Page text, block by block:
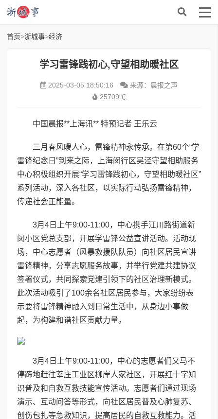
首页>浙城事>经济
学习雷锋践初心,守望相助暖社区
2025-03-05 18:50:16
来源：晨报之声
25709℃
中国晨报**上海讯** 特预记者 王乐云
三月春风暖人心，雷锋精神永传承。在第60个“学
雷锋纪念日”到来之际，上海闵行区吴泾守望相助服务
中心积极组织开展“学习雷锋践初心，守望相助暖社区”
系列活动，深入各社区，以实际行动弘扬雷锋精神，
传递社会正能量。
3月4日上午9:00-11:00，中心携手江川路街道新
闵小区党总支部，开展学雷锋公益宣讲活动。活动现
场，中心志愿者（风暴救援队队员）向社区居民宣讲
雷锋精神，分享志愿服务故事，并举行党建共建协议
签署仪式，共同探索党建引领下的社区治理新模式。
此次活动吸引了100余名社区居民参与，大家纷纷表
示要将雷锋精神融入到日常生活中，从身边小事做
起，为构建和谐社区贡献力量。
3月4日上午9:00-11:00，中心的志愿者们又马不
停蹄地赶往莘庄工业区柳岸人家社区，开展红十字知
识普及和自救互救技能宣传活动。志愿者们通过现场
演示、互动问答等形式，向社区居民普及心肺复苏、
创伤包扎等急救知识，提高居民的自救互救能力。活